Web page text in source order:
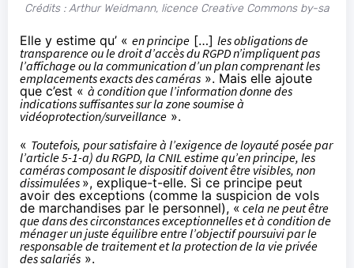
Crédits : Arthur Weidmann, licence Creative Commons by-sa
Elle y estime qu’ « en principe […] les obligations de
transparence ou le droit d’accès du RGPD n’impliquent pas
l’affichage ou la communication d’un plan comprenant les
emplacements exacts des caméras ». Mais elle ajoute
que c’est « à condition que l’information donne des
indications suffisantes sur la zone soumise à
vidéoprotection/surveillance ».
« Toutefois, pour satisfaire à l’exigence de loyauté posée par
l’article 5-1-a) du RGPD, la CNIL estime qu’en principe, les
caméras composant le dispositif doivent être visibles, non
dissimulées », explique-t-elle. Si ce principe peut
avoir des exceptions (comme la suspicion de vols
de marchandises par le personnel), « cela ne peut être
que dans des circonstances exceptionnelles et à condition de
ménager un juste équilibre entre l’objectif poursuivi par le
responsable de traitement et la protection de la vie privée
des salariés ».